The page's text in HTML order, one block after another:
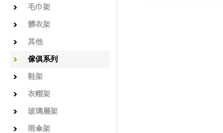
毛巾架
髒衣架
其他
傢俱系列
鞋架
衣帽架
玻璃層架
雨傘架